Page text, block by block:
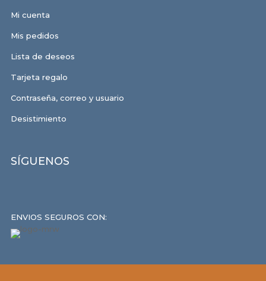
Mi cuenta
Mis pedidos
Lista de deseos
Tarjeta regalo
Contraseña, correo y usuario
Desistimiento
SÍGUENOS
ENVIOS SEGUROS CON: